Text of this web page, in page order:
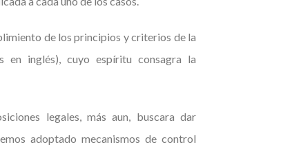
de los principios y criterios de la
en inglés), cuyo espíritu consagra la
legales, más aun, buscara dar
adoptado mecanismos de control